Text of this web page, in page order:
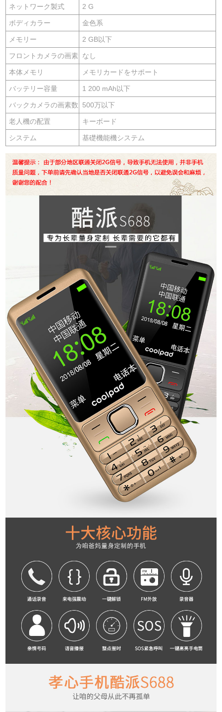
ネットワーク製式 2 G
ボディカラー 金色系
メモリー 2 GB以下
フロントカメラの画素 なし
本体メモリ メモリカードをサポート
バッテリー容量 1 200 mAh以下
バックカメラの画素数 500万以下
老人機の配置 キーボード
システム 基礎機能機システム